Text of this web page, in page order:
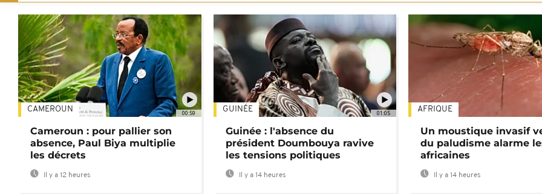
00:59
CAMEROUN
Cameroun : pour pallier son
absence, Paul Biya multiplie
les décrets
Il y a 12 heures
01:05
GUINÉE
Guinée : l'absence du
président Doumbouya ravive
les tensions politiques
Il y a 14 heures
AFRIQUE
Un moustique invasif
du paludisme alarme
africaines
Il y a 14 heures